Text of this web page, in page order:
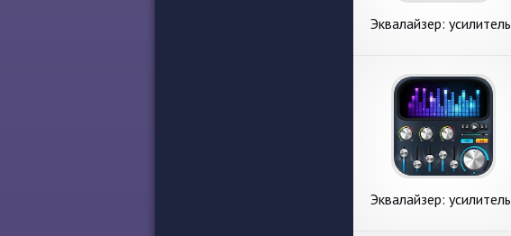
Эквалайзер: усилитель
Эквалайзер: усилитель